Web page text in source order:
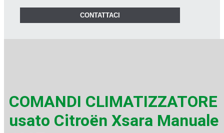
CONTATTACI
COMANDI CLIMATIZZATORE
usato Citroën Xsara Manuale